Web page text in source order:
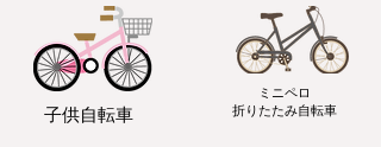
子供自転車
ミニペロ
​折りたたみ自転車